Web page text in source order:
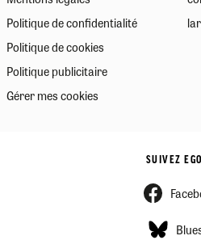
Politique de confidentialité
Politique de cookies
Politique publicitaire
Gérer mes cookies
SUIVEZ